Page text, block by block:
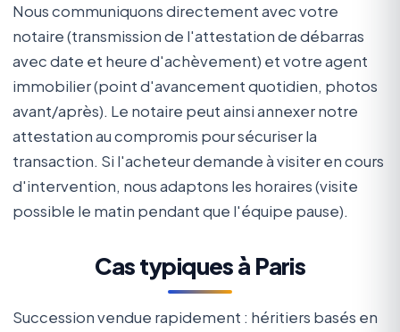
Nous communiquons directement avec votre
notaire (transmission de l'attestation de débarras
avec date et heure d'achèvement) et votre agent
immobilier (point d'avancement quotidien, photos
avant/après). Le notaire peut ainsi annexer notre
attestation au compromis pour sécuriser la
transaction. Si l'acheteur demande à visiter en cours
d'intervention, nous adaptons les horaires (visite
possible le matin pendant que l'équipe pause).
Cas typiques à Paris
Succession vendue rapidement : héritiers basés en